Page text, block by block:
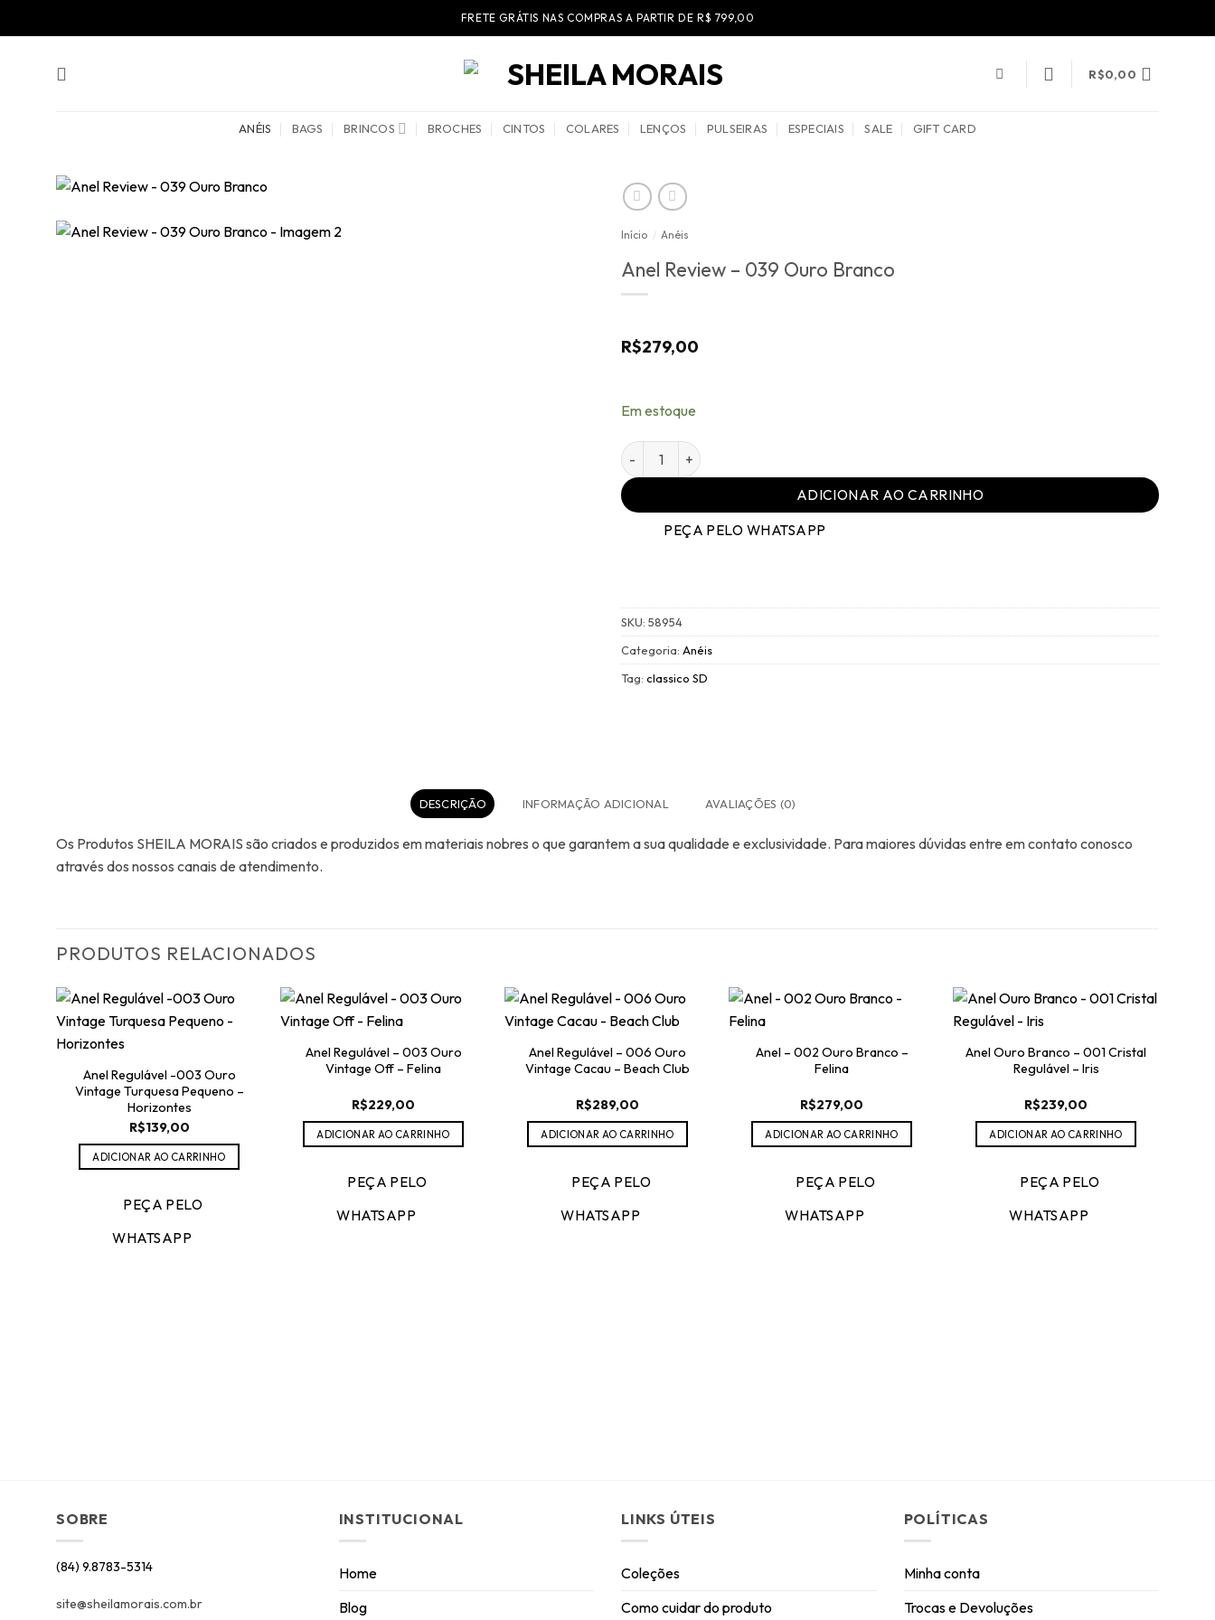
to
FRETE GRÁTIS NAS COMPRAS A PARTIR DE R$ 799,00
R$0,00
ANÉIS BAGS BRINCOS BROCHES CINTOS COLARES LENÇOS PULSEIRAS ESPECIAIS SALE GIFT CARD
Início / Anéis
Anel Review – 039 Ouro Branco
R$279,00
Em estoque
Anel Review - 039 Ouro Branco quantidade
ADICIONAR AO CARRINHO
PEÇA PELO WHATSAPP
SKU: 58954
Categoria: Anéis
Tag: classico SD
DESCRIÇÃO INFORMAÇÃO ADICIONAL AVALIAÇÕES (0)
Os Produtos SHEILA MORAIS são criados e produzidos em materiais nobres o que garantem a sua qualidade e exclusividade. Para maiores dúvidas entre em contato conosco
através dos nossos canais de atendimento.
PRODUTOS RELACIONADOS
Anel Regulável -003 Ouro
Vintage Turquesa Pequeno –
Horizontes
R$139,00
ADICIONAR AO CARRINHO
PEÇA PELO
WHATSAPP
Anel Regulável – 003 Ouro
Vintage Off – Felina
R$229,00
ADICIONAR AO CARRINHO
PEÇA PELO
WHATSAPP
Anel Regulável – 006 Ouro
Vintage Cacau – Beach Club
R$289,00
ADICIONAR AO CARRINHO
PEÇA PELO
WHATSAPP
Anel – 002 Ouro Branco –
Felina
R$279,00
ADICIONAR AO CARRINHO
PEÇA PELO
WHATSAPP
Anel Ouro Branco – 001 Cristal
Regulável – Iris
R$239,00
ADICIONAR AO CARRINHO
PEÇA PELO
WHATSAPP
SOBRE
(84) 9.8783-5314
site@sheilamorais.com.br
INSTITUCIONAL
Home
Blog
LINKS ÚTEIS
Coleções
Como cuidar do produto
POLÍTICAS
Minha conta
Trocas e Devoluções